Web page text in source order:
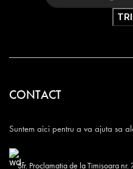
CONTACT
Suntem aici pentru a va ajuta sa
Str. Proclamatia de la Timisoara nr.